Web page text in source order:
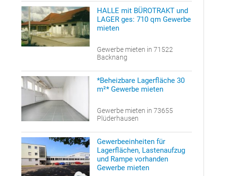
HALLE mit BÜROTRAKT und
LAGER ges: 710 qm Gewerbe
mieten
Gewerbe mieten in 71522
Backnang
*Beheizbare Lagerfläche 30
m²* Gewerbe mieten
Gewerbe mieten in 73655
Plüderhausen
Gewerbeeinheiten für
Lagerflächen, Lastenaufzug
und Rampe vorhanden
Gewerbe mieten